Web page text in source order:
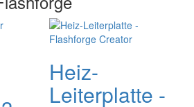
Heiz-
Leiterplatte -